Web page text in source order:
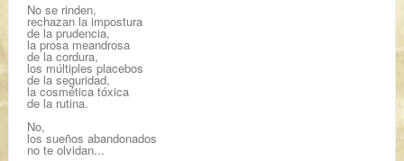
No se rinden,
rechazan la impostura
de la prudencia,
la prosa meandrosa
de la cordura,
los múltiples placebos
de la seguridad,
la cosmética tóxica
de la rutina.
No,
los sueños abandonados
no te olvidan...